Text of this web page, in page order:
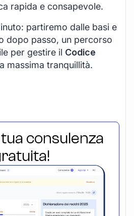
rapida e consapevole.
partiremo dalle basi e
dopo passo, un percorso
per gestire il Codice
massima tranquillità.
consulenza